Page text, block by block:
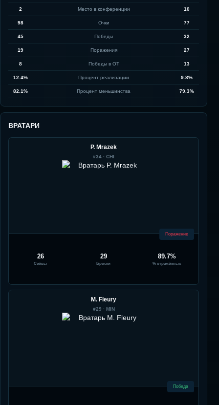
2 Место в конференции 10
98 Очки 77
45 Победы 32
19 Поражения 27
8 Победы в ОТ 13
12.4% Процент реализации 9.8%
82.1% Процент меньшинства 79.3%
ВРАТАРИ
P. Mrazek
#34 · CHI
Поражение
26
Сейвы
29
Броски
89.7%
% отражённых
M. Fleury
#29 · MIN
Победа